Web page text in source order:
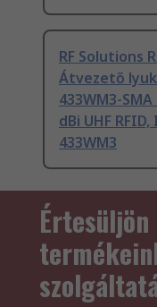
RF Solutions
Átvezető
433WM3-
dBi UHF
433WM3